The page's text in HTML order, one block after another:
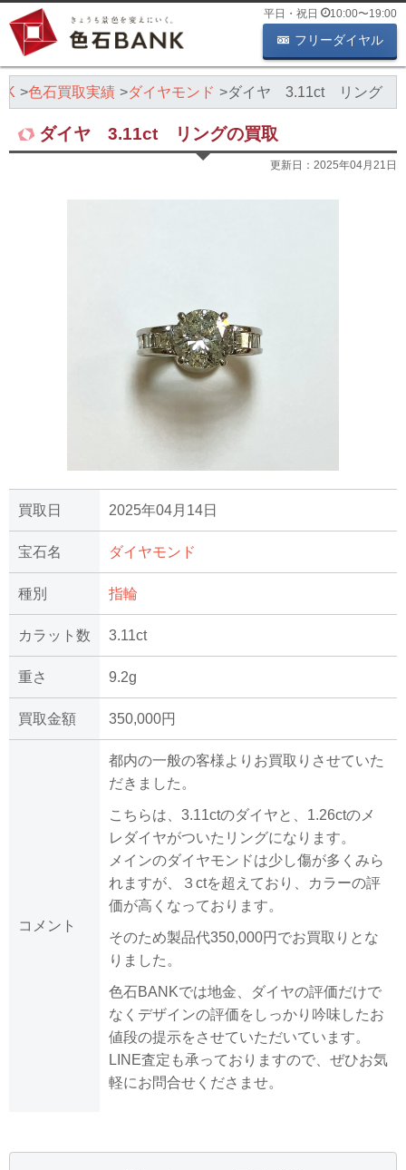
平日・祝日 10:00〜19:00
フリーダイヤル
色石買取実績 ダイヤモンド ダイヤ 3.11ct リング
ダイヤ 3.11ct リングの買取
更新日： 2025年04月21日
買取日 2025年04月14日
宝石名 ダイヤモンド
種別 指輪
カラット数 3.11ct
重さ 9.2g
買取金額 350,000円
コメント
都内の一般の客様よりお買取りさせていた
だきました。
こちらは、3.11ctのダイヤと、1.26ctのメ
レダイヤがついたリングになります。
メインのダイヤモンドは少し傷が多くみら
れますが、３ctを超えており、カラーの評
価が高くなっております。
そのため製品代350,000円でお買取りとな
りました。
色石BANKでは地金、ダイヤの評価だけで
なくデザインの評価をしっかり吟味したお
値段の提示をさせていただいています。
LINE査定も承っておりますので、ぜひお気
軽にお問合せくださませ。